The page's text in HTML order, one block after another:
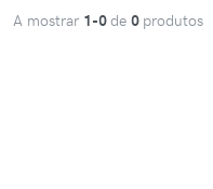
A mostrar 1-0de 0 produtos